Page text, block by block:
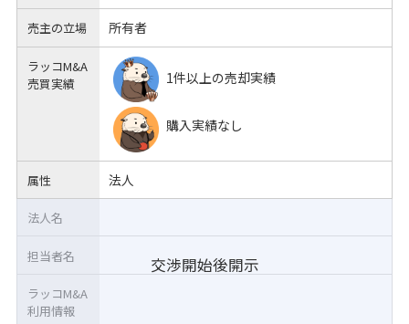
売主の立場 所有者
ラッコM&A
売買実績
1件以上の売却実績
購入実績なし
属性 法人
交渉開始後開示
法人名
担当者名
ラッコM&A
利用情報